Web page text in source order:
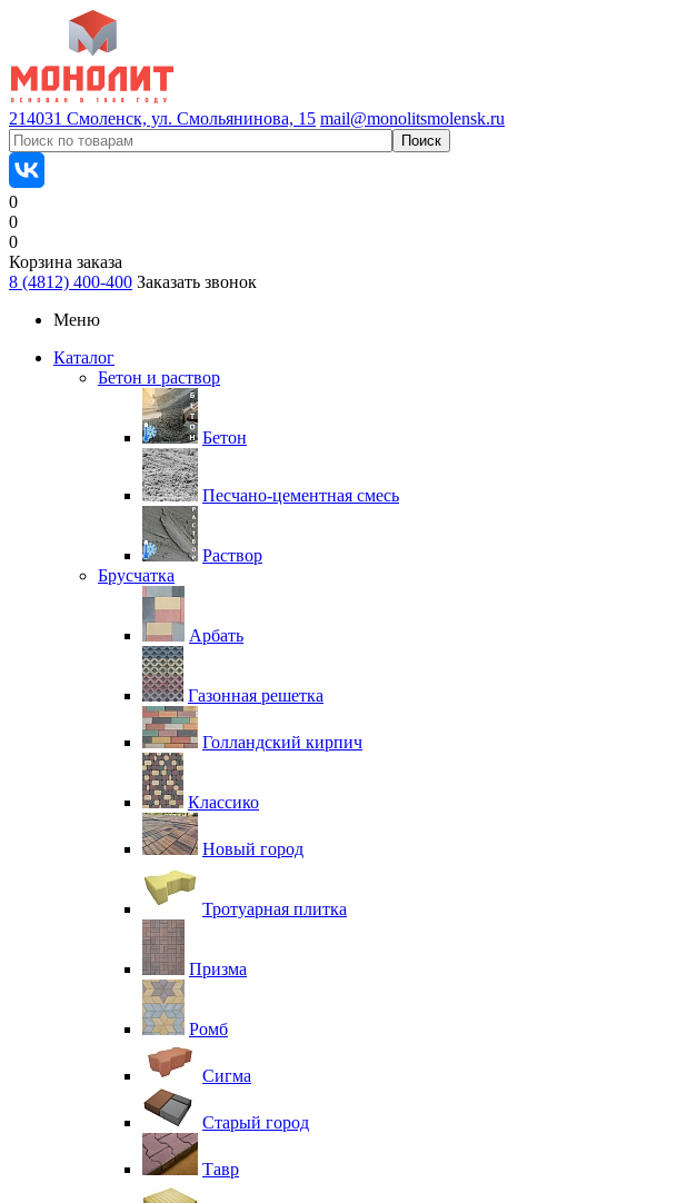
214031 Смоленск, ул. Смольянинова, 15 mail@monolitsmolensk.ru
0
0
0
Корзина заказа
8 (4812) 400-400 Заказать звонок
Меню
Каталог
Бетон и раствор
Бетон
Песчано-цементная смесь
Раствор
Брусчатка
Арбать
Газонная решетка
Голландский кирпич
Классико
Новый город
Тротуарная плитка
Призма
Ромб
Сигма
Старый город
Тавр